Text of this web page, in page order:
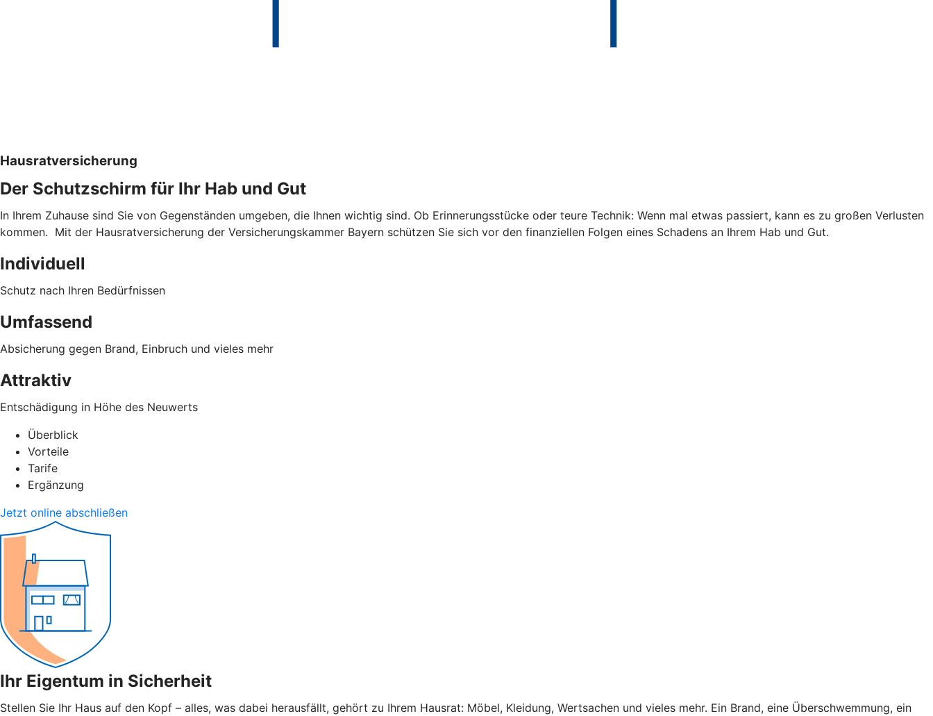
Hausratversicherung
Der Schutzschirm für Ihr Hab und Gut
In Ihrem Zuhause sind Sie von Gegenständen umgeben, die Ihnen wichtig sind. Ob Erinnerungsstücke oder teure Technik: Wenn mal etwas passiert, kann es zu großen Verlusten
kommen. Mit der Hausratversicherung der Versicherungskammer Bayern schützen Sie sich vor den finanziellen Folgen eines Schadens an Ihrem Hab und Gut.
Individuell
Schutz nach Ihren Bedürfnissen
Umfassend
Absicherung gegen Brand, Einbruch und vieles mehr
Attraktiv
Entschädigung in Höhe des Neuwerts
Überblick
Vorteile
Tarife
Ergänzung
Jetzt online abschließen
Ihr Eigentum in Sicherheit
Stellen Sie Ihr Haus auf den Kopf – alles, was dabei herausfällt, gehört zu Ihrem Hausrat: Möbel, Kleidung, Wertsachen und vieles mehr. Ein Brand, eine Überschwemmung, ein